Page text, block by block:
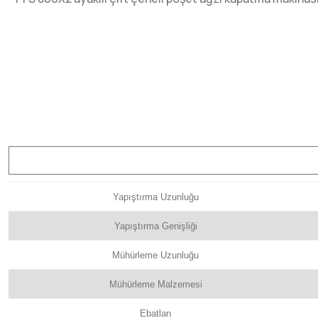
Yapıştırma Uzunluğu
Yapıştırma Genişliği
Mühürleme Uzunluğu
Mühürleme Malzemesi
Ebatları